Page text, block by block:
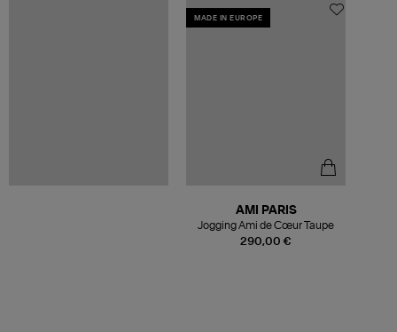
MADE IN EUROPE
290,00 €
AMI PARIS
Jogging Ami de Cœur Taupe